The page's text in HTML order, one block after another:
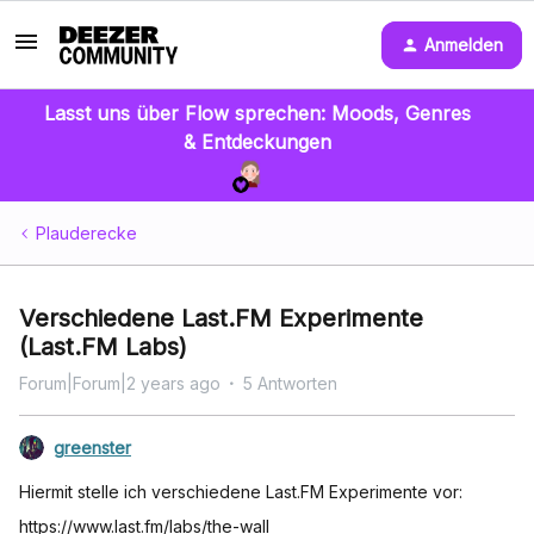
Anmelden
Lasst uns über Flow sprechen: Moods, Genres
& Entdeckungen
Plauderecke
Verschiedene Last.FM Experimente
(Last.FM Labs)
Forum|Forum|2 years ago 5 Antworten
greenster
Hiermit stelle ich verschiedene Last.FM Experimente vor:
https://www.last.fm/labs/the-wall